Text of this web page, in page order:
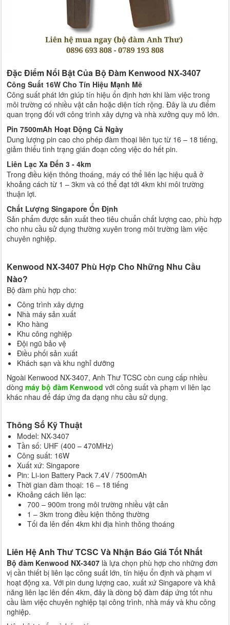
Đặc Điểm Nổi Bật Của Bộ Đàm Kenwood NX-3407
Công Suất 16W Cho Tín Hiệu Mạnh Mẽ
Công suất phát lớn giúp tín hiệu ổn định hơn khi làm việc trong
môi trường có nhiều vật cản hoặc diện tích rộng. Đây là ưu điểm
quan trọng đối với công trình xây dựng và nhà xưởng quy mô lớn.
Pin 7500mAh Hoạt Động Cả Ngày
Dung lượng pin cao cho phép đàm thoại liên tục từ 16 – 18 tiếng,
giảm thiểu tình trạng gián đoạn công việc do hết pin.
Liên Lạc Xa Đến 3 - 4km
Trong điều kiện thông thoáng, máy có thể liên lạc hiệu quả ở
khoảng cách từ 1 – 3km và có thể đạt tới 4km khi môi trường
thuận lợi.
Chất Lượng Singapore Ổn Định
Sản phẩm được sản xuất theo tiêu chuẩn chất lượng cao, phù hợp
cho nhu cầu sử dụng thường xuyên trong môi trường làm việc
chuyên nghiệp.
Kenwood NX-3407 Phù Hợp Cho Những Nhu Cầu
Nào?
Bộ đàm phù hợp cho:
Công trình xây dựng
Nhà máy sản xuất
Kho hàng
Khu công nghiệp
Đội ngũ bảo vệ
Điều phối sản xuất
Khách sạn và khu nghỉ dưỡng
Ngoài Kenwood NX-3407, Anh Thư TCSC còn cung cấp nhiều
dòngmáy bộ đàm Kenwood với công suất và phạm vi liên lạc
khác nhau để đáp ứng đa dạng nhu cầu sử dụng.
Thông Số Kỹ Thuật
Model: NX-3407
Tần số: UHF (400 – 470MHz)
Công suất: 16W
Xuất xứ: Singapore
Pin: Li-ion Battery Pack 7.4V / 7500mAh
Thời gian đàm thoại: 16 – 18 tiếng
Khoảng cách liên lạc:
700 – 900m trong môi trường nhiều vật cản
1 – 3km trong điều kiện thông thường
Tối đa lên đến 4km khi địa hình thông thoáng
Liên Hệ Anh Thư TCSC Và Nhận Báo Giá Tốt Nhất
Bộ đàm Kenwood NX-3407 là lựa chọn phù hợp cho những đơn
vị cần thiết bị liên lạc công suất lớn, tín hiệu ổn định và phạm vi
hoạt động xa. Với pin dung lượng cao, xuất xứ Singapore và khả
năng liên lạc lên đến 4km, đây là dòng bộ đàm đáp ứng tốt nhu
cầu làm việc chuyên nghiệp tại công trình, nhà máy và khu công
nghiệp.